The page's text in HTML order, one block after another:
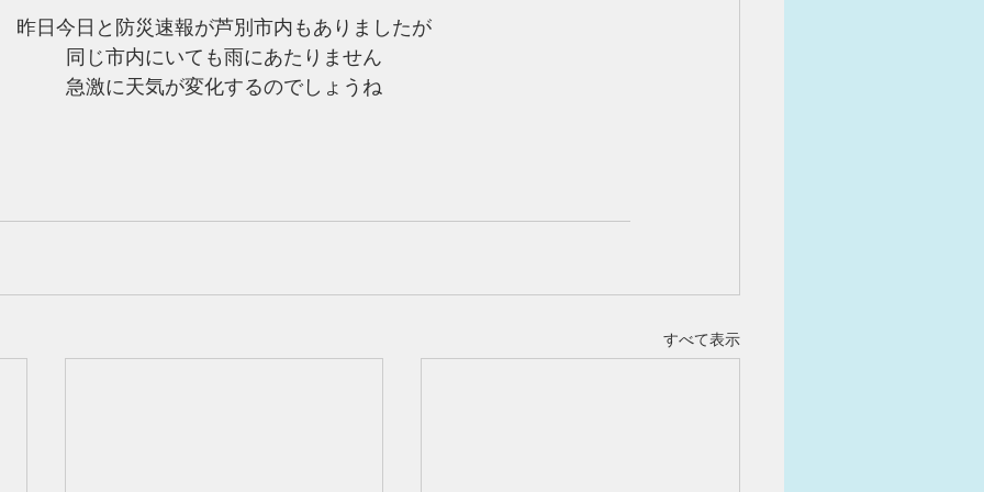
昨日今日と防災速報が芦別市内もありましたが
同じ市内にいても雨にあたりません
急激に天気が変化するのでしょうね
すべて表示